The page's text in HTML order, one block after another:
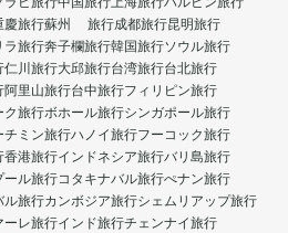
慶旅行蘇州 旅行成都旅行昆明旅行
ラ旅行奔子欄旅行韓国旅行ソウル旅行
仁川旅行大邱旅行台湾旅行台北旅行
阿里山旅行台中旅行フィリピン旅行
ク旅行ボホール旅行シンガポール旅行
チミン旅行ハノイ旅行フーコック旅行
香港旅行インドネシア旅行バリ島旅行
ール旅行コタキナバル旅行ぺナン旅行
ル旅行カンボジア旅行シェムリアップ旅行
ーレ旅行インド旅行チェンナイ旅行